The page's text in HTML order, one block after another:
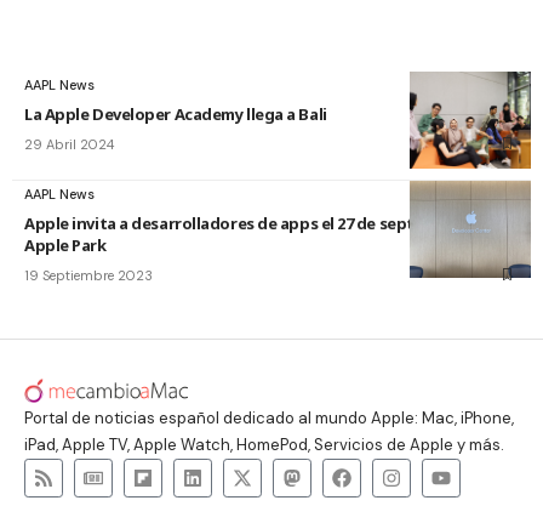
AAPL News
La Apple Developer Academy llega a Bali
29 Abril 2024
AAPL News
Apple invita a desarrolladores de apps el 27 de septiembre al
Apple Park
19 Septiembre 2023
Portal de noticias español dedicado al mundo Apple: Mac, iPhone,
iPad, Apple TV, Apple Watch, HomePod, Servicios de Apple y más.